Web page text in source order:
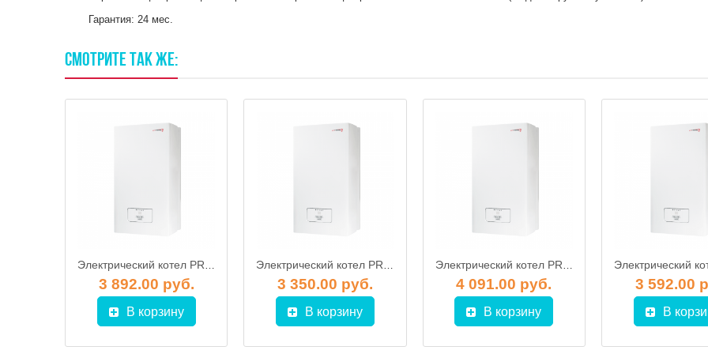
Гарантия: 24 мес.
СМОТРИТЕ ТАКЖЕ:
Электрический котел PROTHERM 21КE Скат
3 892.00 руб.
В корзину
Электрический котел PROTHERM 6КE Скат
3 350.00 руб.
В корзину
Электрический котел PROTHERM 28КE Скат
4 091.00 руб.
В корзину
3 592.00
В